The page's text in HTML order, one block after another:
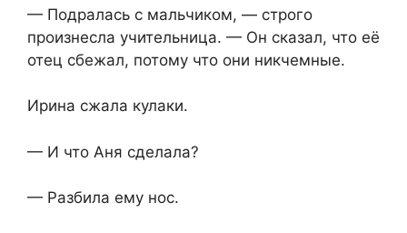
— Подралась с мальчиком, — строго
произнесла учительница. — Он сказал, что её
отец сбежал, потому что они никчемные.
Ирина сжала кулаки.
— И что Аня сделала?
— Разбила ему нос.